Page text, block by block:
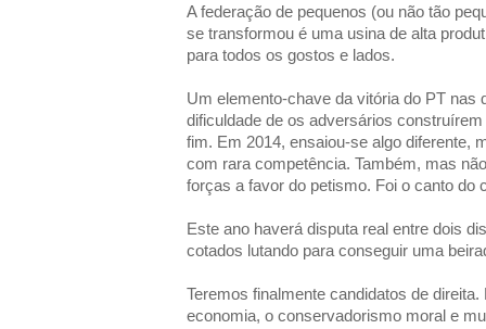
A federação de pequenos (ou não tão
se transformou é uma usina de alta
para todos os gostos e lados.
Um elemento-chave da vitória do PT nas
dificuldade de os adversários
fim. Em 2014, ensaiou-se algo diferente,
com rara competência. Também, mas
forças a favor do petismo. Foi o canto do
Este ano haverá disputa real entre dois
cotados lutando para conseguir uma
Teremos finalmente candidatos de
economia, o conservadorismo moral e